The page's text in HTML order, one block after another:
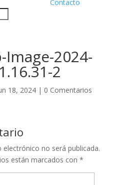
Contacto
2024-
2
18, 2024| 0 Comentarios
no será publicada.
están marcados con *